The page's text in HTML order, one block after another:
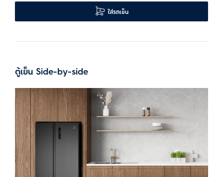
ใส่รถเข็น
ตู้เย็น Side-by-side